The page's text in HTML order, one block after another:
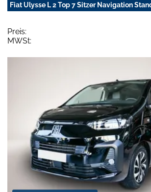
Fiat Ulysse L 2 Top 7 Sitzer Navigation
Preis:
MWSt: